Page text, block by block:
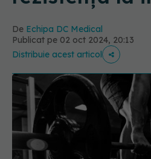
De Echipa DC Medical
Publicat pe 02 oct 2024, 20:13
Distribuie acest articol